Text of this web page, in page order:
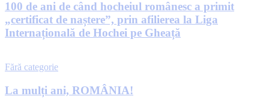
100 de ani de când hocheiul românesc a primit
„certificat de naștere”, prin afilierea la Liga
Internațională de Hochei pe Gheață
Fără categorie
La mulți ani, ROMÂNIA!